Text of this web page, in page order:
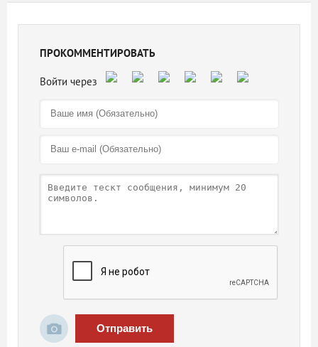
ПРОКОММЕНТИРОВАТЬ
Отправить